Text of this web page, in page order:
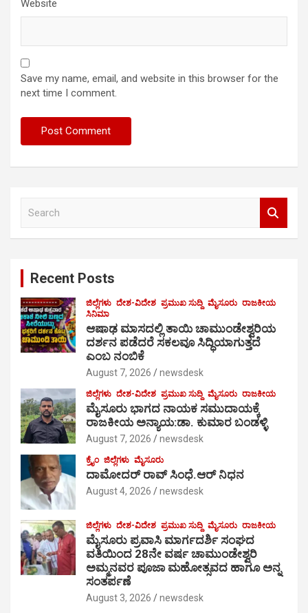
Website
Save my name, email, and website in this browser for the
next time I comment.
Recent Posts
ಜಿಲ್ಲೆಗಳು ದೇಶ-ವಿದೇಶ ಪ್ರಮುಖ ಸುದ್ದಿ ಮೈಸೂರು ರಾಜಕೀಯ
ಸಿನಿಮಾ
ಆಷಾಢ ಮಾಸದಲ್ಲಿ ತಾಯಿ ಚಾಮುಂಡೇಶ್ವರಿಯ
ದರ್ಶನ ಪಡೆದರೆ ಸಕಲವೂ ಸಿದ್ಧಿಯಾಗುತ್ತದೆ
ಎಂಬ ನಂಬಿಕೆ
August 7, 2026 newsdesk
ಜಿಲ್ಲೆಗಳು ದೇಶ-ವಿದೇಶ ಪ್ರಮುಖ ಸುದ್ದಿ ಮೈಸೂರು ರಾಜಕೀಯ
ಮೈಸೂರು ಭಾಗದ ನಾಯಕ ಸಮುದಾಯಕ್ಕೆ
ರಾಜಕೀಯ ಅನ್ಯಾಯ:ಡಾ. ಕುಮಾರ ಬಂಡಳ್ಳಿ
August 7, 2026 newsdesk
ಕ್ರೈಂ ಜಿಲ್ಲೆಗಳು ಮೈಸೂರು
ದಾಮೋದರ್ ರಾವ್ ಸಿಂಧೆ.ಆರ್ ನಿಧನ
August 4, 2026 newsdesk
ಜಿಲ್ಲೆಗಳು ದೇಶ-ವಿದೇಶ ಪ್ರಮುಖ ಸುದ್ದಿ ಮೈಸೂರು ರಾಜಕೀಯ
ಮೈಸೂರು ಪ್ರವಾಸಿ ಮಾರ್ಗದರ್ಶಿ ಸಂಘದ
ವತಿಯಿಂದ 28ನೇ ವರ್ಷ ಚಾಮುಂಡೇಶ್ವರಿ
ಅಮ್ಮನವರ ಪೂಜಾ ಮಹೋತ್ಸವದ ಹಾಗೂ ಅನ್ನ
ಸಂತರ್ಪಣೆ
August 3, 2026 newsdesk